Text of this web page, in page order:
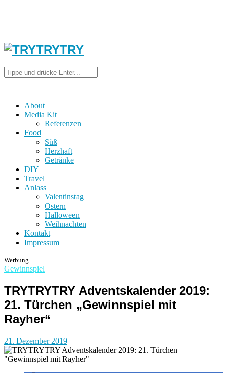
About
Media Kit
Referenzen
Food
Süß
Herzhaft
Getränke
DIY
Travel
Anlass
Valentinstag
Ostern
Halloween
Weihnachten
Kontakt
Impressum
Werbung
Gewinnspiel
TRYTRYTRY Adventskalender 2019:
21. Türchen „Gewinnspiel mit
Rayher“
21. Dezember 2019